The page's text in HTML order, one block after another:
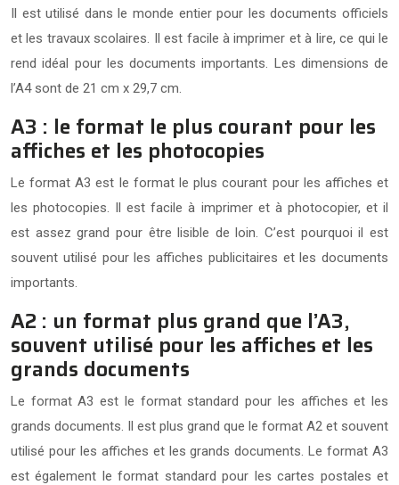
Il est utilisé dans le monde entier pour les documents officiels
et les travaux scolaires. Il est facile à imprimer et à lire, ce qui le
rend idéal pour les documents importants. Les dimensions de
l’A4 sont de 21 cm x 29,7 cm.
A3 : le format le plus courant pour les
affiches et les photocopies
Le format A3 est le format le plus courant pour les affiches et
les photocopies. Il est facile à imprimer et à photocopier, et il
est assez grand pour être lisible de loin. C’est pourquoi il est
souvent utilisé pour les affiches publicitaires et les documents
importants.
A2 : un format plus grand que l’A3,
souvent utilisé pour les affiches et les
grands documents
Le format A3 est le format standard pour les affiches et les
grands documents. Il est plus grand que le format A2 et souvent
utilisé pour les affiches et les grands documents. Le format A3
est également le format standard pour les cartes postales et